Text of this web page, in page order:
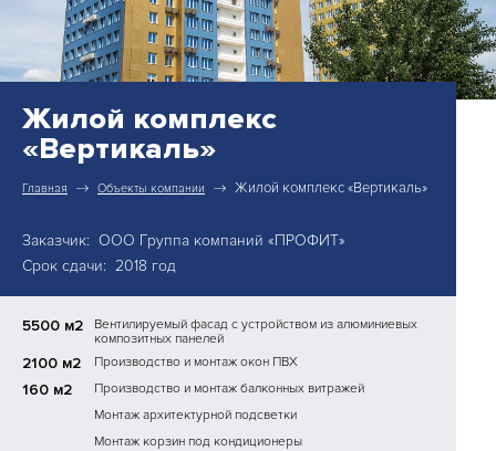
Жилой комплекс
«Вертикаль»
Главная Объекты компании Жилой комплекс «Вертикаль»
Заказчик: ООО Группа компаний «ПРОФИТ»
Срок сдачи: 2018 год
5500 м2
Вентилируемый фасад с устройством из алюминиевых
композитных панелей
2100 м2 Производство и монтаж окон ПВХ
160 м2
Производство и монтаж балконных витражей
Монтаж архитектурной подсветки
Монтаж корзин под кондиционеры